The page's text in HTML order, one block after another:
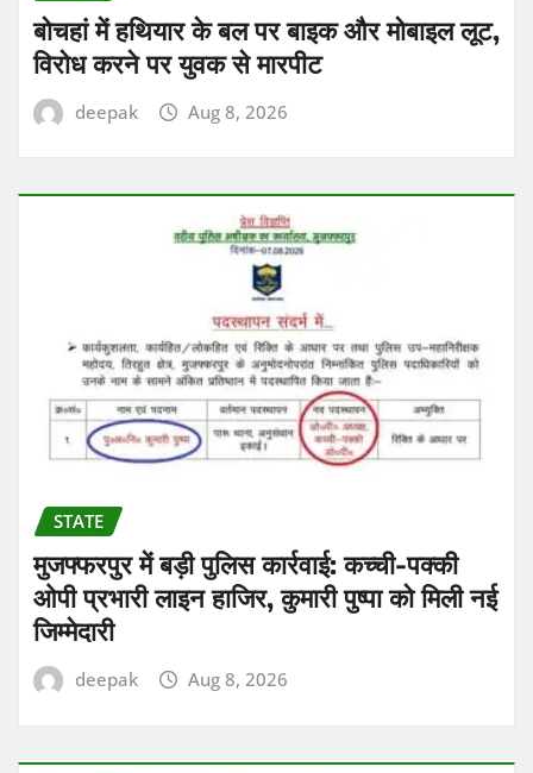
बोचहां में हथियार के बल पर बाइक और मोबाइल लूट,
विरोध करने पर युवक से मारपीट
deepak Aug 8, 2026
STATE
मुजफ्फरपुर में बड़ी पुलिस कार्रवाई: कच्ची-पक्की
ओपी प्रभारी लाइन हाजिर, कुमारी पुष्पा को मिली नई
जिम्मेदारी
deepak Aug 8, 2026